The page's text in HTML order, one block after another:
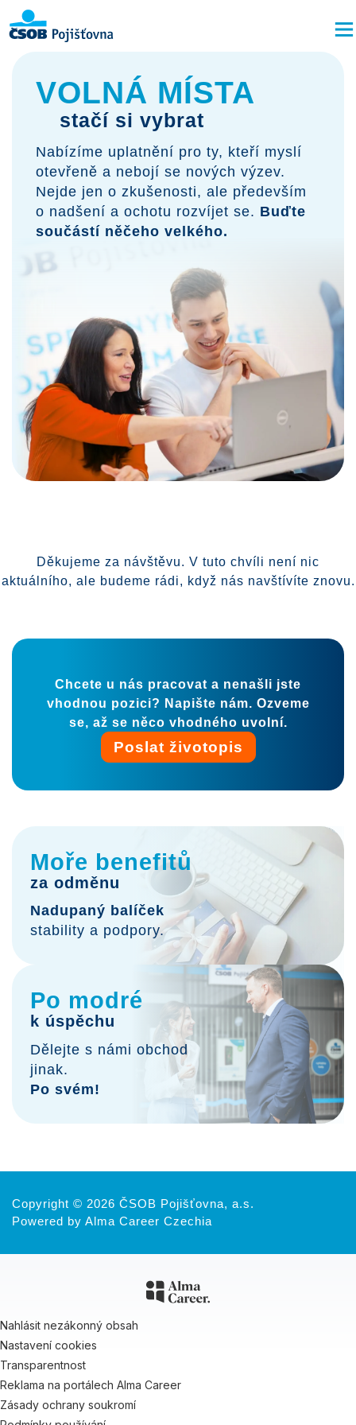
VOLNÁ MÍSTA
stačí si vybrat
Nabízíme uplatnění pro ty, kteří myslí
otevřeně a nebojí se nových výzev.
Nejde jen o zkušenosti, ale především
o nadšení a ochotu rozvíjet se. Buďte
součástí něčeho velkého.
Děkujeme za návštěvu. V tuto chvíli není nic
aktuálního, ale budeme rádi, když nás navštívíte znovu.
Chcete u nás pracovat a nenašli jste
vhodnou pozici? Napište nám. Ozveme
se, až se něco vhodného uvolní.
Poslat životopis
Moře benefitů
za odměnu
Nadupaný balíček
stability a podpory.
Po modré
k úspěchu
Dělejte s námi obchod
jinak.
Po svém!
Copyright © 2026 ČSOB Pojišťovna, a.s.
Powered by Alma Career Czechia
Nahlásit nezákonný obsah
Nastavení cookies
Transparentnost
Reklama na portálech Alma Career
Zásady ochrany soukromí